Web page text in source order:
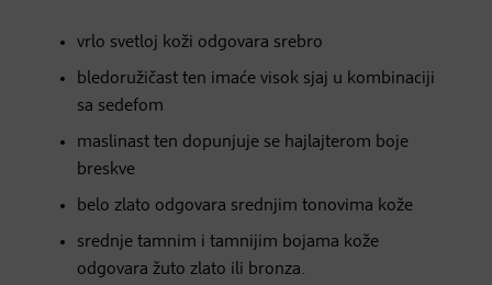
vrlo svetloj koži odgovara srebro
bledoružičast ten imaće visok sjaj u kombinaciji
sa sedefom
maslinast ten dopunjuje se hajlajterom boje
breskve
belo zlato odgovara srednjim tonovima kože
srednje tamnim i tamnijim bojama kože
odgovara žuto zlato ili bronza.